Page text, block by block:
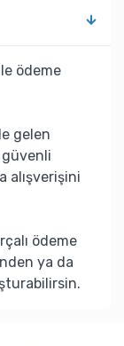
ödeme
gelen
güvenli
alışverişini
ödeme
ya da